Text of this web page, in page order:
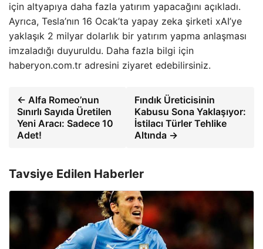
için altyapıya daha fazla yatırım yapacağını açıkladı.
Ayrıca, Tesla’nın 16 Ocak’ta yapay zeka şirketi xAI’ye
yaklaşık 2 milyar dolarlık bir yatırım yapma anlaşması
imzaladığı duyuruldu. Daha fazla bilgi için
haberyon.com.tr adresini ziyaret edebilirsiniz.
← Alfa Romeo’nun
Sınırlı Sayıda Üretilen
Yeni Aracı: Sadece 10
Adet!
Fındık Üreticisinin
Kabusu Sona Yaklaşıyor:
İstilacı Türler Tehlike
Altında →
Tavsiye Edilen Haberler